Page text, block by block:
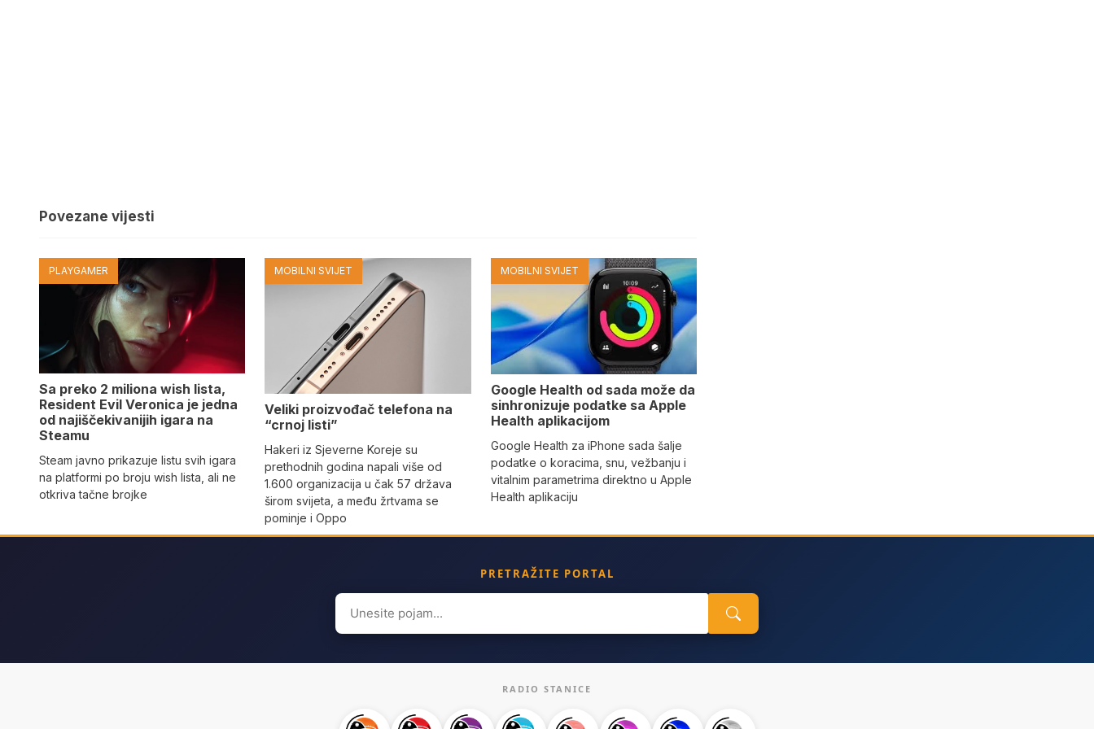
Povezane vijesti
PLAYGAMER
Sa preko 2 miliona wish lista,
Resident Evil Veronica je jedna
od najiščekivanijih igara na
Steamu
Steam javno prikazuje listu svih igara
na platformi po broju wish lista, ali ne
otkriva tačne brojke
MOBILNI SVIJET
Veliki proizvođač telefona na
“crnoj listi”
Hakeri iz Sjeverne Koreje su
prethodnih godina napali više od
1.600 organizacija u čak 57 država
širom svijeta, a među žrtvama se
pominje i Oppo
MOBILNI SVIJET
Google Health od sada može da
sinhronizuje podatke sa Apple
Health aplikacijom
Google Health za iPhone sada šalje
podatke o koracima, snu, vežbanju i
vitalnim parametrima direktno u Apple
Health aplikaciju
PRETRAŽITE PORTAL
Search
for:
RADIO STANICE